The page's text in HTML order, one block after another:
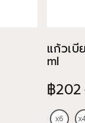
แก้วเบี
ml
฿202